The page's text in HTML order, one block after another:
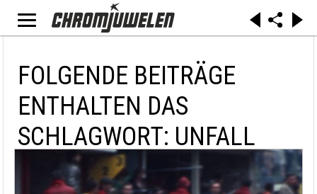
FOLGENDE BEITRÄGE
ENTHALTEN DAS
SCHLAGWORT: UNFALL